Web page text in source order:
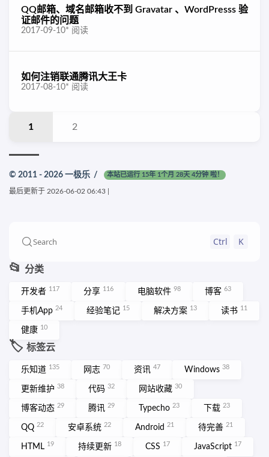
Search Ctrl K
📂 分类
开发者 117 分享 116 电脑软件 98 博客 63
手机App 24 经验笔记 15 解决方案 13 读书 11
健康 10
🏷️ 标签云
乐知道 135 网志 70 资讯 47 Windows 38
更新维护 38 代码 32 网站收藏 30
博客动态 29 腾讯 29 Typecho 23 下载 23
QQ 22 安卓系统 22 Android 21 待完善 21
HTML 19 持续更新 18 CSS 17 JavaScript 17
QQ邮箱、域名邮箱收不到 Gravatar 、WordPresss 验
证邮件的问题
2017-09-10* 阅读
如何注销联通腾讯大王卡
2017-08-10* 阅读
1 2
© 2011 - 2026 一极乐 / 本站已运行 15年 1个月 28天 4分钟 啦！
最后更新于 2026-06-02 06:43